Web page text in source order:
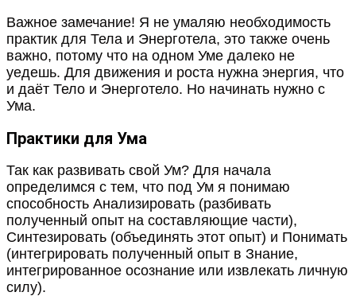
Важное замечание! Я не умаляю необходимость
практик для Тела и Энерготела, это также очень
важно, потому что на одном Уме далеко не
уедешь. Для движения и роста нужна энергия, что
и даёт Тело и Энерготело. Но начинать нужно с
Ума.
Практики для Ума
Так как развивать свой Ум? Для начала
определимся с тем, что под Ум я понимаю
способность Анализировать (разбивать
полученный опыт на составляющие части),
Синтезировать (объединять этот опыт) и Понимать
(интегрировать полученный опыт в Знание,
интегрированное осознание или извлекать личную
силу).